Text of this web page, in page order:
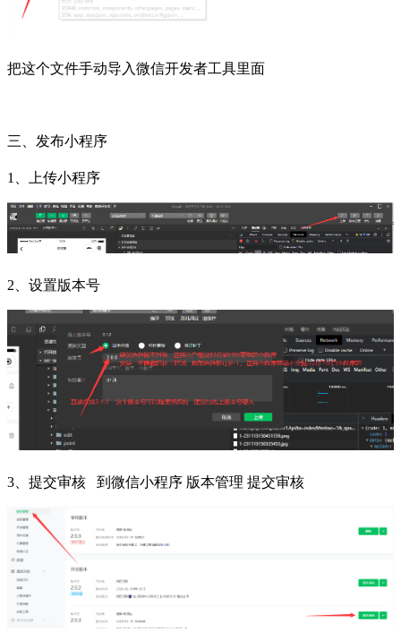
把这个文件手动导入微信开发者工具里面
三、发布小程序
1、上传小程序
2、设置版本号
3、提交审核 到微信小程序 版本管理 提交审核
文档
目录